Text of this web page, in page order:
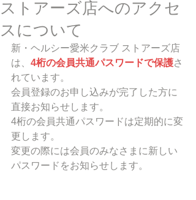
ストアーズ店へのアクセ
スについて
新・ヘルシー愛米クラブ ストアーズ店
は、 4桁の会員共通パスワードで保護さ
れています。
会員登録のお申し込みが完了した方に
直接お知らせします。
4桁の会員共通パスワードは定期的に変
更します。
変更の際には会員のみなさまに新しい
パスワードをお知らせします。